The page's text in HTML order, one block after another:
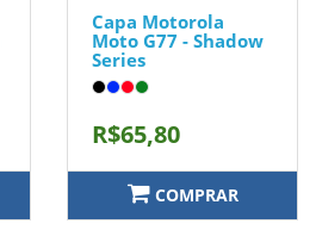
Capa Motorola
Moto G77 - Shadow
Series
R$65,80
COMPRAR